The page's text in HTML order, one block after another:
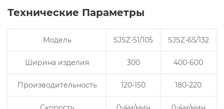
Технические Параметры
Модель SJSZ-51/105 SJSZ-65/132
Ширина изделия 300 400-600
Производительность 120-150 180-220